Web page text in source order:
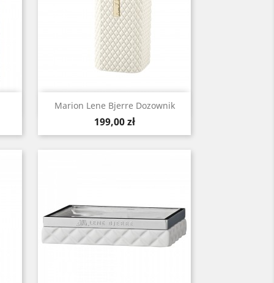
Marion Lene Bjerre Dozownik
Cena
199,00 zł
 Szybki podgląd